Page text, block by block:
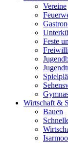
Vereine
Feste
Wirtschaft &
Bauen